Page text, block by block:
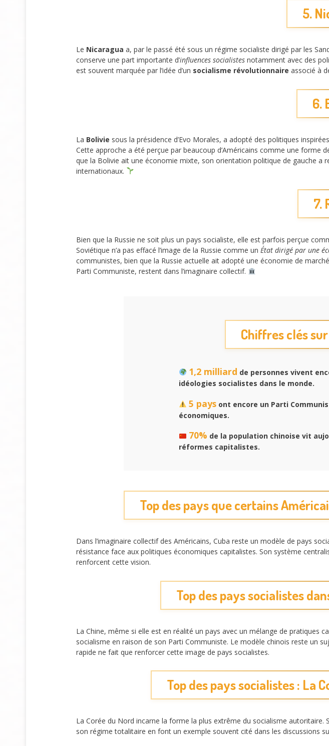
5.
Le Nicaragua a, par le passé été sous un régime socialiste dirigé par les
conserve une part importante d’influences socialistes notamment avec des
est souvent marquée par l’idée d’un socialisme révolutionnaire associé à
6.
La Bolivie sous la présidence d’Evo Morales, a adopté des politiques
Cette approche a été perçue par beaucoup d’Américains comme une forme
que la Bolivie ait une économie mixte, son orientation politique de gauche a
internationaux.
7.
Bien que la Russie ne soit plus un pays socialiste, elle est parfois perçue
Soviétique n’a pas effacé l’image de la Russie comme un État dirigé par une
communistes, bien que la Russie actuelle ait adopté une économie de
Parti Communiste, restent dans l’imaginaire collectif.
Chiffres clés
1,2 milliard de personnes vivent
idéologies socialistes dans le monde.
5 paysont encore un Parti
économiques.
70% de la population chinoise vit
réformes capitalistes.
Top des pays que certains
Dans l’imaginaire collectif des Américains, Cuba reste un modèle de pays
résistance face aux politiques économiques capitalistes. Son système
renforcent cette vision.
Top des pays socialistes
La Chine, même si elle est en réalité un pays avec un mélange de
socialisme en raison de son Parti Communiste. Le modèle chinois reste un
rapide ne fait que renforcer cette image de pays socialistes.
Top des pays socialistes : La
La Corée du Nord incarne la forme la plus extrême du socialisme autoritaire.
son régime totalitaire en font un exemple souvent cité dans les discussions